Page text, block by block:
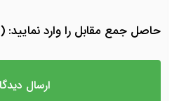
حاصل جمع مقابل را وارد نمایید: (5 + 4)